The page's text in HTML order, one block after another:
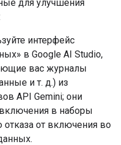
для улучшения
интерфейс
в Google AI Studio,
вас журналы
и т. д.) из
API Gemini; они
в наборы
от включения во